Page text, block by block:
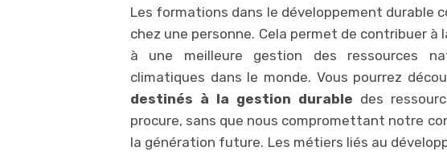
Les formations dans le développement durable
chez une personne. Cela permet de contribuer
à une meilleure gestion des ressources
climatiques dans le monde. Vous pourrez
destinés à la gestion durable des
procure, sans que nous compromettant notre
la génération future. Les métiers liés au